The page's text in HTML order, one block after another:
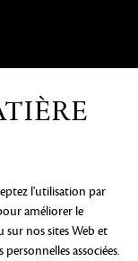
l'utilisation par
améliorer le
sur nos sites Web et
associées.